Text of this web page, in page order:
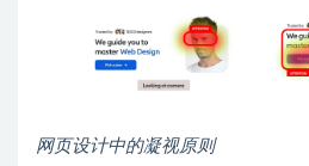
网页设计中的凝视原则